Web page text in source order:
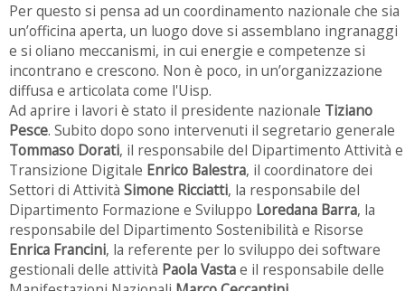
Per questo si pensa ad un coordinamento nazionale che sia
un’officina aperta, un luogo dove si assemblano ingranaggi
e si oliano meccanismi, in cui energie e competenze si
incontrano e crescono. Non è poco, in un’organizzazione
diffusa e articolata come l'Uisp.
Ad aprire i lavori è stato il presidente nazionale Tiziano
Pesce. Subito dopo sono intervenuti il segretario generale
Tommaso Dorati, il responsabile del Dipartimento Attività e
Transizione Digitale Enrico Balestra, il coordinatore dei
Settori di Attività Simone Ricciatti, la responsabile del
Dipartimento Formazione e Sviluppo Loredana Barra, la
responsabile del Dipartimento Sostenibilità e Risorse
Enrica Francini, la referente per lo sviluppo dei software
gestionali delle attività Paola Vastae il responsabile delle